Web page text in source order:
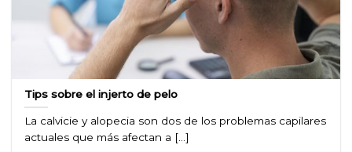
Tips sobre el injerto de pelo
La calvicie y alopecia son dos de los problemas capilares
actuales que más afectan a [...]